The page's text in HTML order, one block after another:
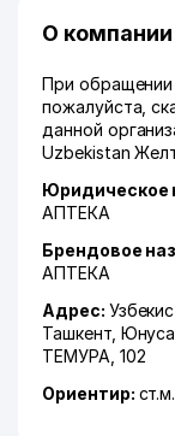
О компании
При обращении
пожалуйста,
данной
Uzbekistan
Юридическое
АПТЕКА
Брендовое
АПТЕКА
Адрес:
Ташкент,
ТЕМУРА , 102
Ориентир: